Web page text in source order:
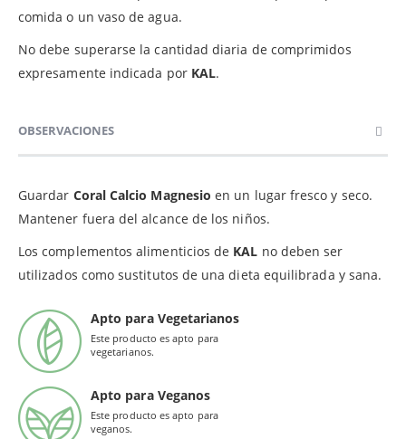
comida o un vaso de agua.
No debe superarse la cantidad diaria de comprimidos
expresamente indicada por KAL.
OBSERVACIONES
Guardar Coral Calcio Magnesio en un lugar fresco y seco.
Mantener fuera del alcance de los niños.
Los complementos alimenticios de KAL no deben ser
utilizados como sustitutos de una dieta equilibrada y sana.
Apto para Vegetarianos
Este producto es apto para
vegetarianos.
Apto para Veganos
Este producto es apto para
veganos.